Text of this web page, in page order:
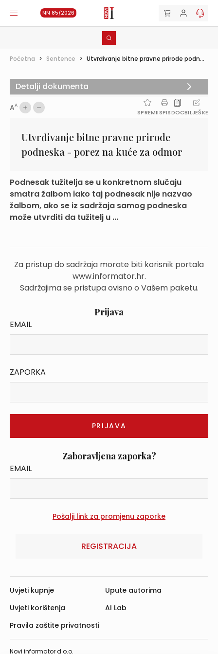
NN 85/2026
Početna > Sentence > Utvrđivanje bitne pravne prirode podn...
AA
SPREMIISPISDOCBILJEŠKE
Utvrđivanje bitne pravne prirode
podneska - porez na kuće za odmor
Podnesak tužitelja se u konkretnom slučaju
smatra žalbom iako taj podnesak nije nazvao
žalbom, ako se iz sadržaja samog podneska
može utvrditi da tužitelj u ...
Za pristup do sadržaja morate biti korisnik portala
www.informator.hr.
Sadržajima se pristupa ovisno o Vašem paketu.
Prijava
EMAIL
ZAPORKA
Zaboravljena zaporka?
EMAIL
REGISTRACIJA
Detalji dokumenta
Novi informator d.o.o.
Uvjeti kupnje
Uvjeti korištenja
Pravila zaštite privatnosti
Upute autorima
AI Lab